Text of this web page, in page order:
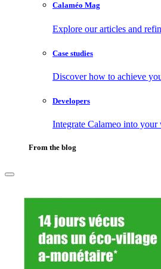
Calaméo Mag
Explore our articles and
Case studies
Discover how to achieve
Developers
Integrate Calameo into
From the blog